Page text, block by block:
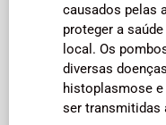
causados pelas
proteger a
local. Os
diversas
histoplasmose
ser transmitidas